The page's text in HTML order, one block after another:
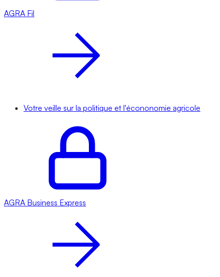
AGRA Fil
Votre veille sur la politique et l'écononomie agricole
AGRA Business Express